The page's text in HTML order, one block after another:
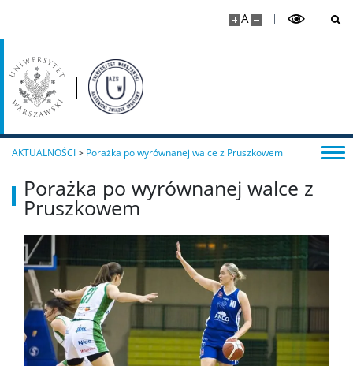
A
AKTUALNOŚCI> Porażka po wyrównanej walce z Pruszkowem
Porażka po wyrównanej walce z
Pruszkowem